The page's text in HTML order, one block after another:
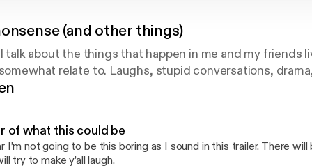
(and other things)
talk about the things that happen in me and my friends
relate to. Laughs, stupid conversations,
of what this could be
I’m not going to be this boring as I sound in this trailer. There
try to make y’all laugh.